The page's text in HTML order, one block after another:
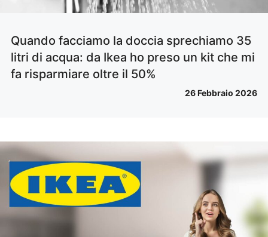
Quando facciamo la doccia sprechiamo 35
litri di acqua: da Ikea ho preso un kit che mi
fa risparmiare oltre il 50%
26 Febbraio 2026